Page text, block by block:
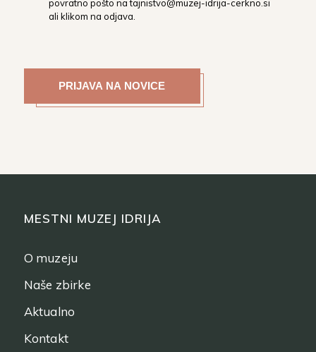
povratno pošto natajnistvo@muzej-idrija-cerkno.si
ali klikom na odjava.
MESTNI MUZEJ IDRIJA
O muzeju
Naše zbirke
Aktualno
Kontakt